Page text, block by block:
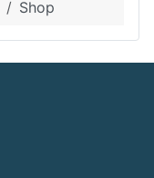
Shop